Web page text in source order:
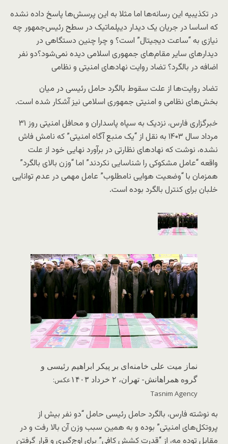
در تکذیبیه این رسانه‌ها اما مثلا به این پرسش‌ها پاسخ داده نشده
که اساسا در جریان یک دیدار دیپلماتیک در سطح رئیس‌جمهور چه
نیازی به “ساعت دیجیتال” است؟ و چرا چنین دستگاهی در
دیدارهای سایر مقام‌های جمهوری اسلامی دیده نمی‌شود؟دو نفر
اضافه در بالگرد؟ تضاد روایت نهادهای امنیتی و نظامی
تضاد روایت‌ها از علت سقوط بالگرد حامل رئیسی در میان
بخش‌های نظامی و امنیتی جمهوری اسلامی نیز آشکار شده است.
خبرگزاری فارس، نزدیک به سپاه پاسداران و محافل امنیتی روز ۳۱
مرداد سال ۱۴۰۳ به نقل از “یک منبع آگاه امنیتی” که نامش فاش
نشده، نوشت که نهادهای نظارتی در برآورد نهایی خود از علت
واقعه “عامل مشکوکی را شناسایی نکردند” اما “وزن بالای بالگرد”
همزمان با “وضعیت هوایی نامطلوب” عامل مهمی در عدم توانایی
خلبان برای کنترل بالگرد بوده است.
نماز میت علی خامنه‌ای بر پیکر ابراهیم رئیسی و
گروه همراهانش- تهران، ۲ خرداد ۱۴۰۳
عکس:
Tasnim Agency
به نوشته فارس، بالگرد حامل رئیسی حامل “دو نفر بیش از
پروتکل‌های امنیتی” بوده و به همین سبب وزن آن بالا رفت و در
مقابل توده مه، از “قدرت کشش کافی” برای اوج‌گیری و قرار گرفتن